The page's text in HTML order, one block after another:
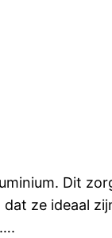
Dit
ze ideaal